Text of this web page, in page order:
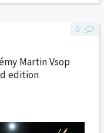
Martin Vsop
edition
0